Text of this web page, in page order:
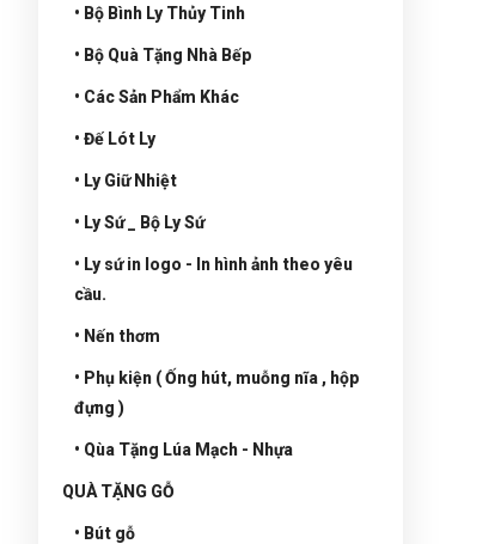
• Bộ Bình Ly Thủy Tinh
• Bộ Quà Tặng Nhà Bếp
• Các Sản Phẩm Khác
• Đế Lót Ly
• Ly Giữ Nhiệt
• Ly Sứ _ Bộ Ly Sứ
• Ly sứ in logo - In hình ảnh theo yêu
cầu.
• Nến thơm
• Phụ kiện ( Ống hút, muỗng nĩa , hộp
đựng )
• Qùa Tặng Lúa Mạch - Nhựa
QUÀ TẶNG GỖ
• Bút gỗ